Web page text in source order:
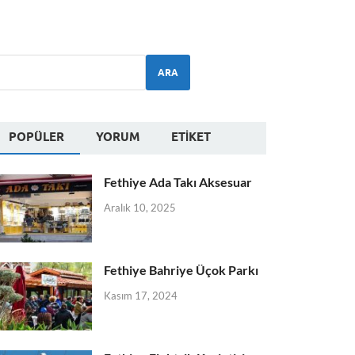
ARA
POPÜLER YORUM ETIKET
Fethiye Ada Takı Aksesuar
Aralık 10, 2025
Fethiye Bahriye Üçok Parkı
Kasım 17, 2024